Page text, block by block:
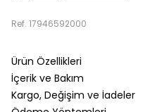
Ref. 17946592000
Ürün Özellikleri
İçerik ve Bakım
Kargo, Değişim ve İadeler